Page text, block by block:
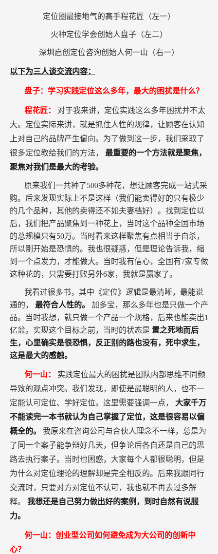
定位圈最接地气的高手程花匠（左一）
火种定位学会创始人盘子（左二）
深圳启创定位咨询创始人何一山（右一）
以下为三人谈交流内容：
盘子：学习实践定位这么多年，最大的困扰是什么？
程花匠： 对于我来讲，定位实践这么多年困扰并不太
大。定位实际来讲，就是抓住人性的规律，让顾客在认知
上对自己的品牌产生偏向。为了做到这一步，我们采取了
很多定位教给我们的方法， 最重要的一个方法就是聚焦，
聚焦对我们是最大的考验。
原来我们一共种了500多种花，想让顾客完成一站式采
购。后来发现实际上不是这样（我们能卖得好的只有极少
的几个品种，其他的卖得还不如夫妻档好）。找到定位以
后，我们把产品聚焦到一种花上，当时这个品种全国市场
的总规模只有50万。当时看来这样聚焦有点相当于自杀，
所以刚开始是恐惧的。我也很疑惑，但是理论告诉我，缩
到一个点发力，才能做大。当时我有信心，全国有7家专做
这种花的，只需要打败另外6家，我就是赢家了。
我看过很多书，其中《定位》逻辑是最清晰，最能说
通的， 最符合人性的。 加多宝，那么多年也是只做一个产
品。当时我想，就只做一个产品一个规格，后来也能卖出1
亿盆。实现这个目标之前，当时的状态是 置之死地而后
生，心里确实是很恐惧，反正别的路也没有，死中求生，
这是最大的感触。
何一山： 实践定位最大的困扰是团队内部思维不同频
导致的观点冲突。我们发现，即使是最聪明的人，也不一
定能认可定位、学好定位。这里需要强调一点， 大家千万
不能读完一本书就认为自己掌握了定位，这是很容易以偏
概全的。 我原来在咨询公司与合伙人理念不一样，总是为
了同一个案子能争辩好几天，但争论后各自还是自己的思
路去执行案子。当时也困惑，大家每个人都很聪明，但是
为什么对定位理论的理解却是完全相反的。后来我跟同行
交流时，只要对方对定位不认可，我也就不再去过多解
释。 我想还是自己努力做出好的案例，到时自然有说服
力。
何一山：创业型公司如何避免成为大公司的创新中
心？